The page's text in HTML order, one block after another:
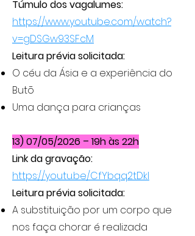
Túmulo dos vagalumes:
https://www.youtube.com/watch?
v=gDSGw93SFcM
Leitura prévia solicitada:
O céu da Ásia e a experiência do
Butō
Uma dança para crianças
13) 07/05/2026 – 19h às 22h
Link da gravação:
https://youtu.be/CfYbqq2tDkI
Leitura prévia solicitada:
A substituição por um corpo que
nos faça chorar é realizada